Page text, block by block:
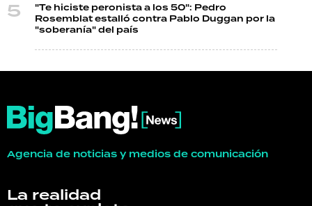
"Te hiciste peronista a los 50": Pedro
Rosemblat estalló contra Pablo Duggan por la
"soberanía" del país
Agencia de noticias y medios de comunicación
La realidad